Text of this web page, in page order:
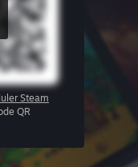
Steam
QR